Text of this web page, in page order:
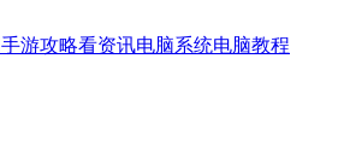
手游攻略看资讯电脑系统电脑教程